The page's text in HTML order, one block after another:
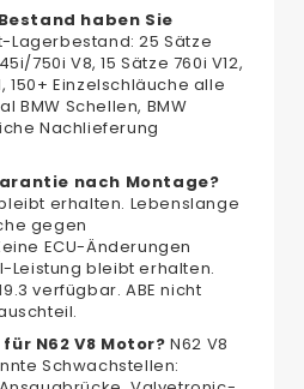
haben Sie
Lagerbestand: 25 Sätze
750i V8, 15 Sätze 760i V12,
150+ Einzelschläuche alle
BMW Schellen, BMW
Nachlieferung
nach Montage?
erhalten. Lebenslange
gegen
ECU-Änderungen
Leistung bleibt erhalten.
verfügbar. ABE nicht
N62 V8 Motor? N62 V8
Schwachstellen: